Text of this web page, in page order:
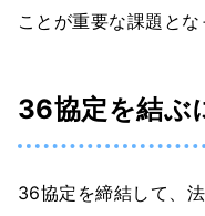
ことが重要な課題とな
36協定を結ぶ
36協定を締結して、